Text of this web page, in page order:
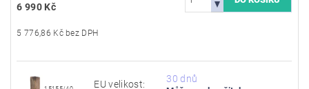
6 990 Kč
5 776,86 Kč bez DPH
EU velikost:
30 dnů